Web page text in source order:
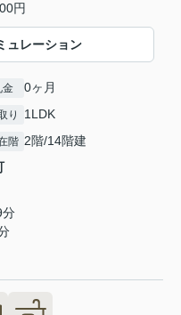
円
ュレーション
金 0ヶ月
り 1LDK
階 2階/14階建
分